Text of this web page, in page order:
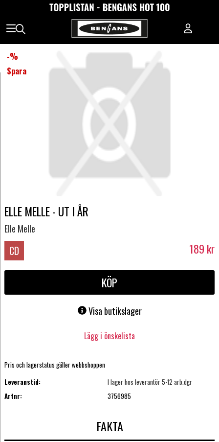
-%
Spara
ELLE MELLE - UT I ÅR
Elle Melle
CD 189 kr
KÖP
Visa butikslager
Lägg i önskelista
Pris och lagerstatus gäller webbshoppen
Leveranstid:
I lager hos leverantör 5-12 arb.dgr
Artnr:
3756985
FAKTA